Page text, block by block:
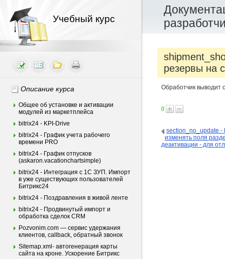
Учебный курс
резервы на
Описание курса
Общее об установке и активации
модулей из маркетплейса
bitrix24 - KPI-Drive
bitrix24 - График учета рабочего
времени PRO
bitrix24 - График отпусков
(askaron.vacationchartsimple)
bitrix24 - Интеграция c 1С ЗУП. Импорт
в уже существующих пользователей
Битрикс24
bitrix24 - Поздравления в живой ленте
bitrix24 - Продвинутый импорт и
обработка сделок CRM
Pozvonim.com — сервис удержания
клиентов, callback, обратный звонок
Sitemap.xml- автогенерация карты
сайта на кроне. Ускорение Битрикс
Обработчик выводит
0
section_no_update -
изменять поля
деактивации - для